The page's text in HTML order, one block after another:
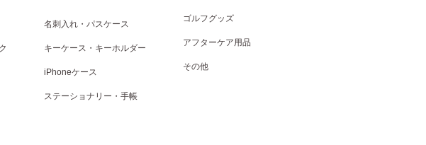
名刺入れ・パスケース
キーケース・キーホルダー
iPhoneケース
ステーショナリー・手帳
ゴルフグッズ
アフターケア用品
その他